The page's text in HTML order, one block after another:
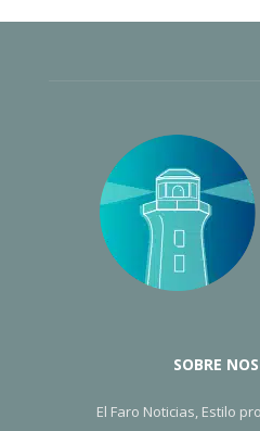
SOBRE
El Faro Noticias, Estilo